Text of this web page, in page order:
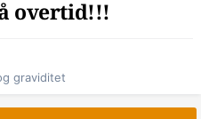
overtid!!!
graviditet